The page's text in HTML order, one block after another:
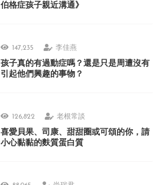
伯格症孩子親近溝通》
147,235 李佳燕
孩子真的有過動症嗎？還是只是周遭沒有
引起他們興趣的事物？
126,822 老根常談
喜愛貝果、司康、甜甜圈或可頌的你，請
小心黏黏的麩質蛋白質